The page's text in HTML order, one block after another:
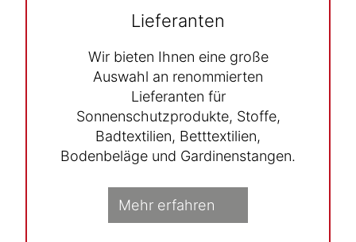
Lieferanten
Wir bieten Ihnen eine große
Auswahl an renommierten
Lieferanten für
Sonnenschutzprodukte, Stoffe,
Badtextilien, Betttextilien,
Bodenbeläge und Gardinenstangen.
Mehr erfahren